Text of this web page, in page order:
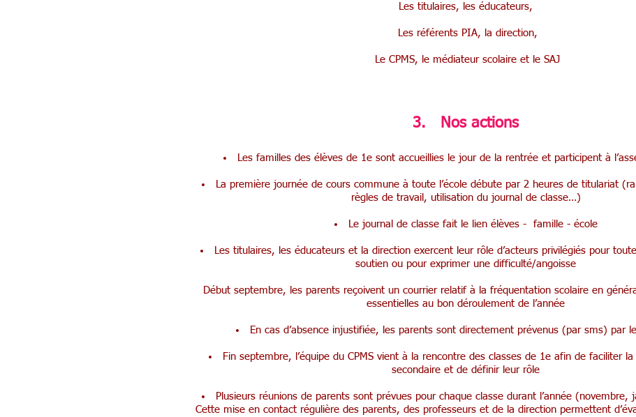
Les titulaires, les éducateurs,
Les référents PIA, la direction,
Le CPMS, le médiateur scolaire et le SAJ
3. Nos actions
Les familles des élèves de 1e sont accueillies le jour de la rentrée et participent à
La première journée de cours commune à toute l’école débute par 2 heures de titulariat
règles de travail, utilisation du journal de classe…)
Le journal de classe fait le lien élèves - famille - école
Les titulaires, les éducateurs et la direction exercent leur rôle d’acteurs privilégiés pour
soutien ou pour exprimer une difficulté/angoisse
Début septembre, les parents reçoivent un courrier relatif à la fréquentation scolaire en
essentielles au bon déroulement de l’année
En cas d’absence injustifiée, les parents sont directement prévenus (par sms) par
Fin septembre, l’équipe du CPMS vient à la rencontre des classes de 1e afin de faciliter
secondaire et de définir leur rôle
Plusieurs réunions de parents sont prévues pour chaque classe durant l’année (novembre,
Cette mise en contact régulière des parents, des professeurs et de la direction permettent